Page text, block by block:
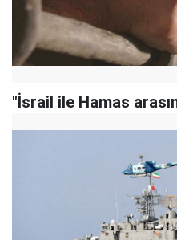
"İsrail ile Hamas